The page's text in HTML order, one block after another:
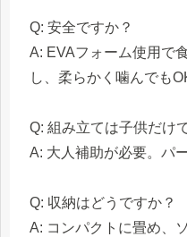
Q: 安全ですか？
A: EVAフォーム使用で
し、柔らかく噛んでも
Q: 組み立ては子供だけ
A: 大人補助が必要。パ
Q: 収納はどうですか？
A: コンパクトに畳め、